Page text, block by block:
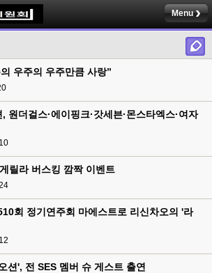
Menu
우주의 우주만큼 사랑”
원더걸스·에이핑크·갓세븐·몬스타엑스·여자
릴라 버스킹 깜짝 이벤트
회 정기연주회 마에스트로 리신차오의 '라
션', 전 SES 멤버 슈 게스트 출연